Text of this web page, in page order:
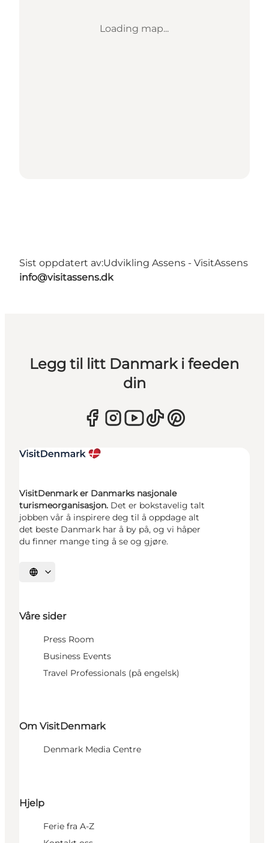
Loading map...
Sist oppdatert av:Udvikling Assens - VisitAssens
info@visitassens.dk
Legg til litt Danmark i feeden
din
VisitDenmark er Danmarks nasjonale
turismeorganisasjon. Det er bokstavelig talt
jobben vår å inspirere deg til å oppdage alt
det beste Danmark har å by på, og vi håper
du finner mange ting å se og gjøre.
Velg språk
Våre sider
Press Room
Business Events
Travel Professionals (på engelsk)
Om VisitDenmark
Denmark Media Centre
Hjelp
Ferie fra A-Z